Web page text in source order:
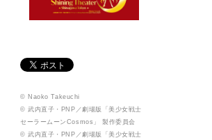
© Naoko Takeuchi
© 武内直子・PNP／劇場版「美少女戦士
セーラームーンCosmos」 製作委員会
© 武内直子・PNP／劇場版「美少女戦士